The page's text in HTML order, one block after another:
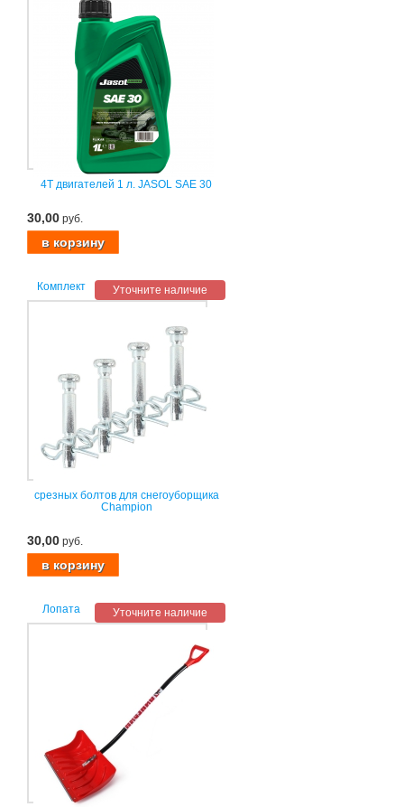
4T двигателей 1 л. JASOL SAE 30
30,00 руб.
Уточните наличие
Комплект
срезных болтов для снегоуборщика
Champion
30,00 руб.
Уточните наличие
Лопата